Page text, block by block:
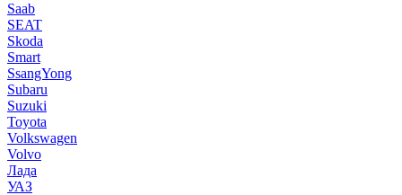
Saab
SEAT
Skoda
Smart
SsangYong
Subaru
Suzuki
Toyota
Volkswagen
Volvo
Лада
УАЗ